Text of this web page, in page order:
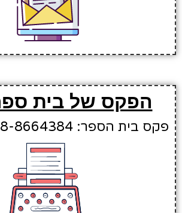
הפקס של בית
פקס בית הספר: 08-8664384